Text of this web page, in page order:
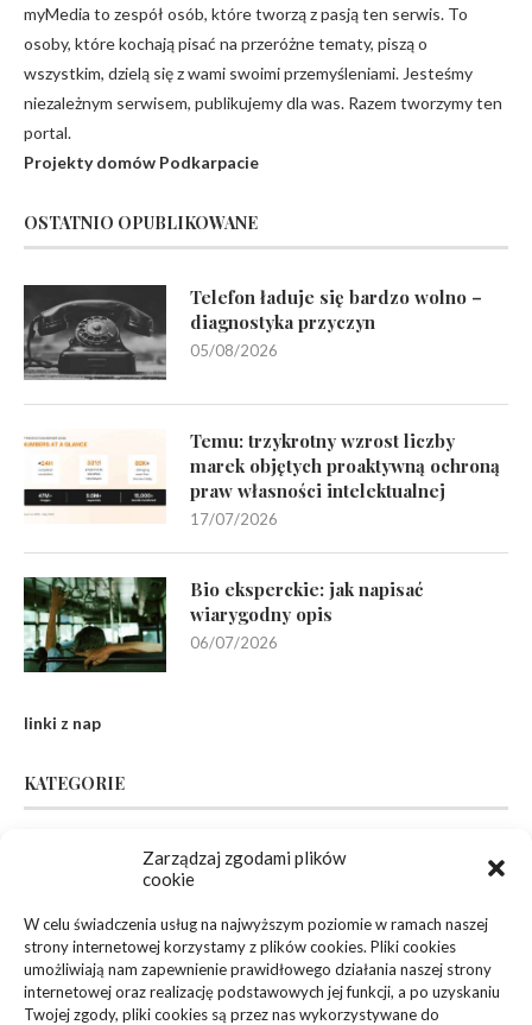
Zarządzaj zgodami plików
cookie
W celu świadczenia usług na najwyższym poziomie w ramach naszej
strony internetowej korzystamy z plików cookies. Pliki cookies
umożliwiają nam zapewnienie prawidłowego działania naszej strony
internetowej oraz realizację podstawowych jej funkcji, a po uzyskaniu
Twojej zgody, pliki cookies są przez nas wykorzystywane do
myMedia to zespół osób, które tworzą z pasją ten serwis. To
osoby, które kochają pisać na przeróżne tematy, piszą o
wszystkim, dzielą się z wami swoimi przemyśleniami. Jesteśmy
niezależnym serwisem, publikujemy dla was. Razem tworzymy ten
portal.
Projekty domów Podkarpacie
OSTATNIO OPUBLIKOWANE
Telefon ładuje się bardzo wolno –
diagnostyka przyczyn
05/08/2026
Temu: trzykrotny wzrost liczby
marek objętych proaktywną ochroną
praw własności intelektualnej
17/07/2026
Bio eksperckie: jak napisać
wiarygodny opis
06/07/2026
linki z nap
KATEGORIE
(94)
Dom, Ogród
Zdrowie, Medycyna